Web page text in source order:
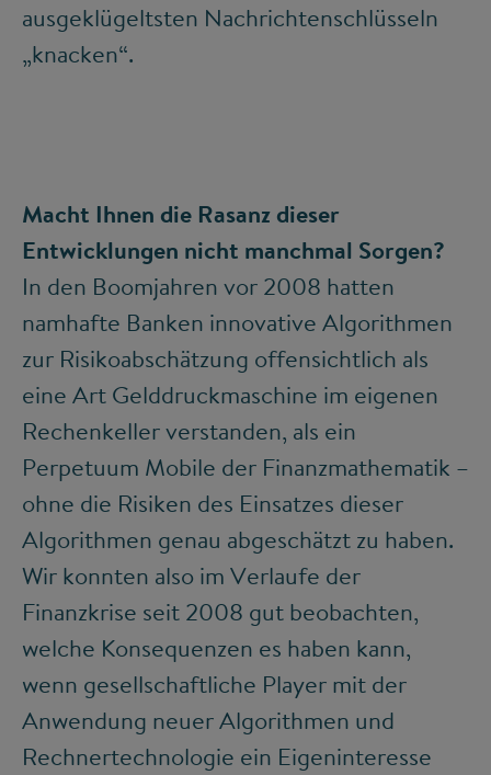
ausgeklügeltsten Nachrichtenschlüsseln
„knacken“.
Macht Ihnen die Rasanz dieser
Entwicklungen nicht manchmal Sorgen?
In den Boomjahren vor 2008 hatten
namhafte Banken innovative Algorithmen
zur Risikoabschätzung offensichtlich als
eine Art Gelddruckmaschine im eigenen
Rechenkeller verstanden, als ein
Perpetuum Mobile der Finanzmathematik –
ohne die Risiken des Einsatzes dieser
Algorithmen genau abgeschätzt zu haben.
Wir konnten also im Verlaufe der
Finanzkrise seit 2008 gut beobachten,
welche Konsequenzen es haben kann,
wenn gesellschaftliche Player mit der
Anwendung neuer Algorithmen und
Rechnertechnologie ein Eigeninteresse